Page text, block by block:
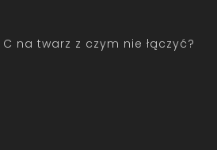
na twarz z czym nie łączyć?